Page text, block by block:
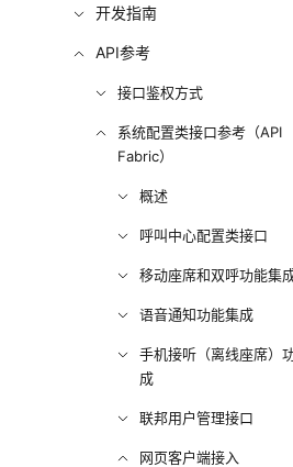
开发指南
API参考
接口鉴权方式
系统配置类接口参考（API
Fabric）
概述
呼叫中心配置类接口
移动座席和双呼功能集
语音通知功能集成
手机接听（离线座席）
成
联邦用户管理接口
网页客户端接入